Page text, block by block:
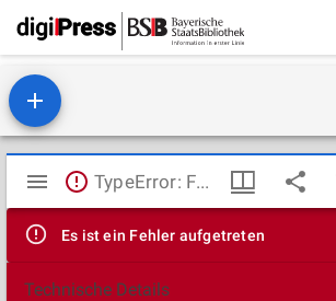
Mirador
Viewer
TypeError: Failed to fetch
Es ist ein Fehler aufgetreten
Technische Details